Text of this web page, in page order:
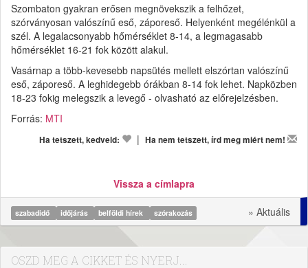
Szombaton gyakran erősen megnövekszik a felhőzet,
szórványosan valószínű eső, záporeső. Helyenként megélénkül a
szél. A legalacsonyabb hőmérséklet 8-14, a legmagasabb
hőmérséklet 16-21 fok között alakul.
Vasárnap a több-kevesebb napsütés mellett elszórtan valószínű
eső, záporeső. A leghidegebb órákban 8-14 fok lehet. Napközben
18-23 fokig melegszik a levegő - olvasható az előrejelzésben.
Forrás: MTI
Ha tetszett, kedveld: | Ha nem tetszett, írd meg miért nem!
Vissza a címlapra
szabadidő időjárás belföldi hírek szórakozás » Aktuális
OSZD MEG A CIKKET ÉS NYERJ...